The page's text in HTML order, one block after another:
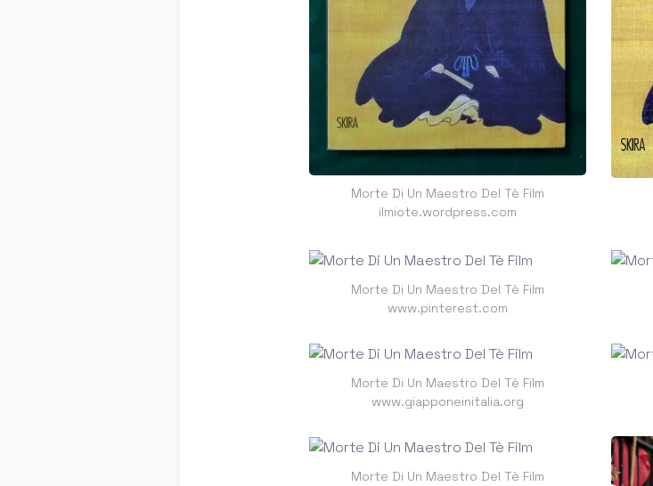
Morte Di Un Maestro Del Tè Film
ilmiote.wordpress.com
Morte Di Un Maestro Del Tè Film
www.pinterest.com
Morte Di Un Maestro Del Tè Film
www.giapponeinitalia.org
Morte Di Un Maestro Del Tè Film